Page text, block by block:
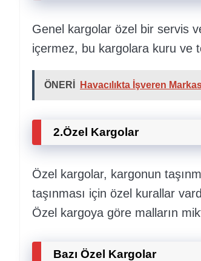
Genel kargolar özel bir servis
içermez, bu kargolara kuru ve
ÖNERİ Havacılıkta İşveren
2.Özel Kargolar
Özel kargolar, kargonun
taşınması için özel kurallar
Özel kargoya göre malların
Bazı Özel